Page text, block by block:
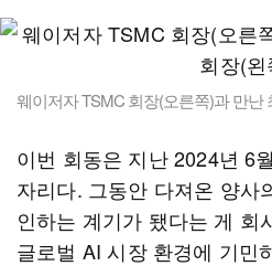
웨이저자 TSMC 회장(오른쪽)과 만난
이번 회동은 지난 2024년 6
자리다. 그동안 다져온 양사
인하는 계기가 됐다는 게 회
글로벌 AI 시장 환경에 기민